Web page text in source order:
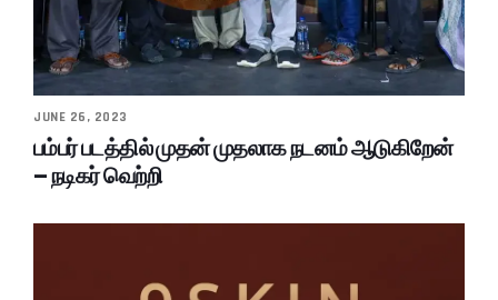
JUNE 26, 2023
பம்பர் படத்தில் முதன் முதலாக நடனம் ஆடுகிறேன்
– நடிகர் வெற்றி